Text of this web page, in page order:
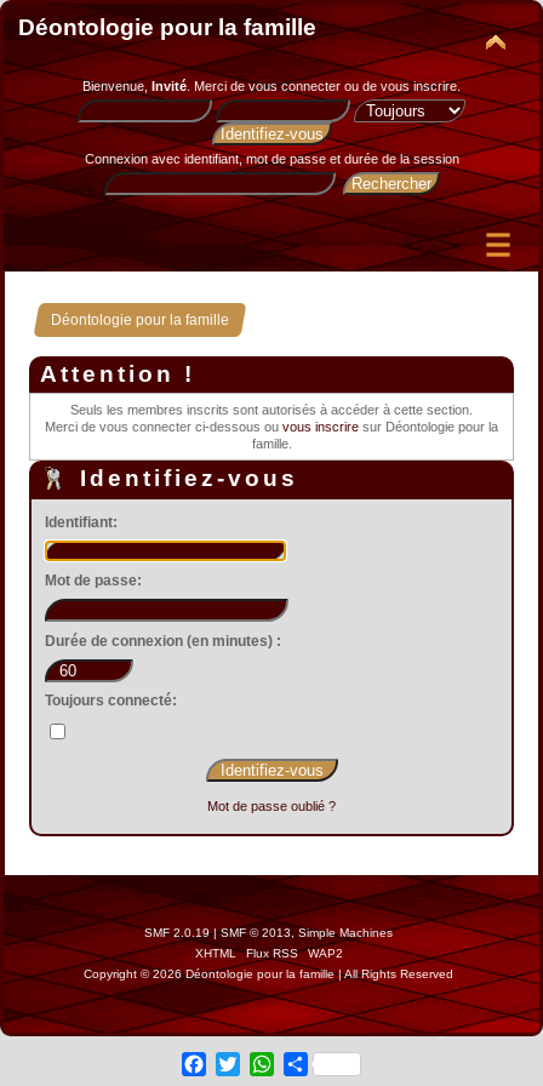
Déontologie pour la famille
Bienvenue, Invité. Merci devous connecter ou de vous inscrire.
Connexion avec identifiant, mot de passe et durée de la session
Déontologie pour la famille
Attention !
Seuls les membres inscrits sont autorisés à accéder à cette section.
Merci de vous connecter ci-dessous ou vous inscrire sur Déontologie pour la
famille.
Identifiez-vous
Identifiant:
Mot de passe:
Durée de connexion (en minutes) :
Toujours connecté:
Mot de passe oublié ?
SMF 2.0.19|SMF © 2013, Simple Machines
XHTML
Flux RSS
WAP2
Copyright © 2026 Déontologie pour la famille | All Rights Reserved
Facebook
Twitter WhatsApp
Share